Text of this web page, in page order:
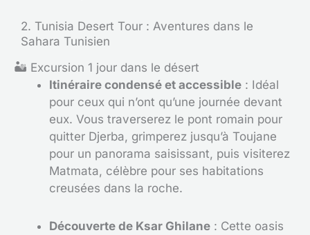
2. Tunisia Desert Tour : Aventures dans le
Sahara Tunisien
🏜️ Excursion 1 jour dans le désert
Itinéraire condensé et accessible : Idéal
pour ceux qui n’ont qu’une journée devant
eux. Vous traverserez le pont romain pour
quitter Djerba, grimperez jusqu’à Toujane
pour un panorama saisissant, puis visiterez
Matmata, célèbre pour ses habitations
creusées dans la roche.
Découverte de Ksar Ghilane : Cette oasis